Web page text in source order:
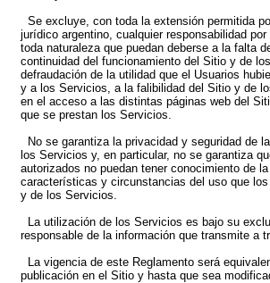
Se excluye, con toda la extensión permitida
jurídico argentino, cualquier responsabilidad
toda naturaleza que puedan deberse a la falta
continuidad del funcionamiento del Sitio y de
defraudación de la utilidad que el Usuarios
y a los Servicios, a la falibilidad del Sitio y de
en el acceso a las distintas páginas web del
que se prestan los Servicios.
No se garantiza la privacidad y seguridad de
los Servicios y, en particular, no se garantiza
autorizados no puedan tener conocimiento de
características y circunstancias del uso que
y de los Servicios.
La utilización de los Servicios es bajo su
responsable de la información que transmite a
La vigencia de este Reglamento será
publicación en el Sitio y hasta que sea